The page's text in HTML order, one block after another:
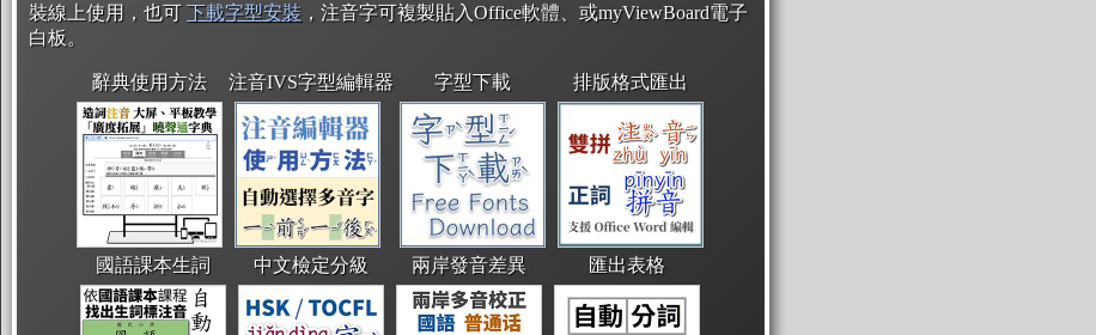
裝線上使用，也可 下載字型安裝 ，注音字可複製貼入Office軟體、或myViewBoard電子
白板。
辭典使用方法 注音IVS字型編輯器 字型下載 排版格式匯出
國語課本生詞 中文檢定分級 兩岸發音差異 匯出表格